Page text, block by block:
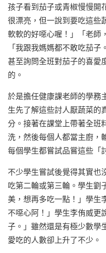
孩子看到茄子或青椒慢慢開
很漂亮，但一說到要吃這些
軟軟的好噁心喔！」「老師
「我跟我媽媽都不敢吃茄
甚至詢問全班對茄子的喜愛
的。
於是擔任健康課老師的學務
生先了解這些討人厭蔬菜的
分。接著在課堂上帶著全班
洗，然後每個人都當主廚，
每個學生都嘗試品嘗這些「
不少學生嘗試後覺得其實也
吃第二輪或第三輪。學生劉
美，想再多吃一點！」學生
不噁心阿！」學生李侑威更
子。」雖然還是有極少數學
愛吃的人數卻上升了不少。